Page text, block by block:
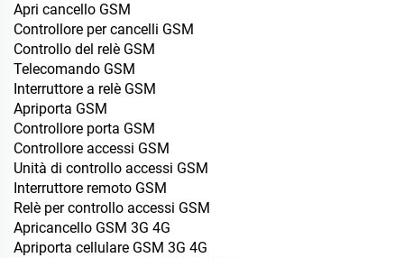
Apri cancello GSM
Controllore per cancelli GSM
Controllo del relè GSM
Telecomando GSM
Interruttore a relè GSM
Apriporta GSM
Controllore porta GSM
Controllore accessi GSM
Unità di controllo accessi GSM
Interruttore remoto GSM
Relè per controllo accessi GSM
Apricancello GSM 3G 4G
Apriporta cellulare GSM 3G 4G